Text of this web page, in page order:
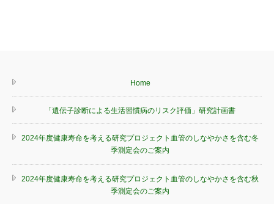
Home
「遺伝子診断による生活習慣病のリスク評価」研究計画書
2024年度健康寿命を考える研究プロジェクト血管のしなやかさを含む冬
季測定会のご案内
2024年度健康寿命を考える研究プロジェクト血管のしなやかさを含む秋
季測定会のご案内